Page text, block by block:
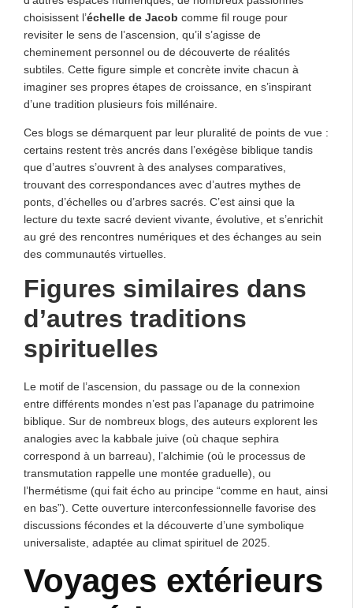
choisissent l’échelle de Jacob comme fil rouge pour
revisiter le sens de l’ascension, qu’il s’agisse de
cheminement personnel ou de découverte de réalités
subtiles. Cette figure simple et concrète invite chacun à
imaginer ses propres étapes de croissance, en s’inspirant
d’une tradition plusieurs fois millénaire.
Ces blogs se démarquent par leur pluralité de points de vue :
certains restent très ancrés dans l’exégèse biblique tandis
que d’autres s’ouvrent à des analyses comparatives,
trouvant des correspondances avec d’autres mythes de
ponts, d’échelles ou d’arbres sacrés. C’est ainsi que la
lecture du texte sacré devient vivante, évolutive, et s’enrichit
au gré des rencontres numériques et des échanges au sein
des communautés virtuelles.
Figures similaires dans
d’autres traditions
spirituelles
Le motif de l’ascension, du passage ou de la connexion
entre différents mondes n’est pas l’apanage du patrimoine
biblique. Sur de nombreux blogs, des auteurs explorent les
analogies avec la kabbale juive (où chaque sephira
correspond à un barreau), l’alchimie (où le processus de
transmutation rappelle une montée graduelle), ou
l’hermétisme (qui fait écho au principe “comme en haut, ainsi
en bas”). Cette ouverture interconfessionnelle favorise des
discussions fécondes et la découverte d’une symbolique
universaliste, adaptée au climat spirituel de 2025.
Voyages extérieurs